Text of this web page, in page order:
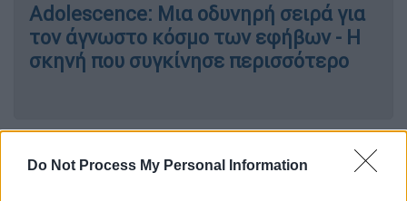
Do Not Process My Personal Information
Adolescence: Μια οδυνηρή σειρά για
τον άγνωστο κόσμο των εφήβων - Η
σκηνή που συγκίνησε περισσότερο
, που έκανε θραύση στο
κοινό, χαρίζει υποψηφιότητες στον